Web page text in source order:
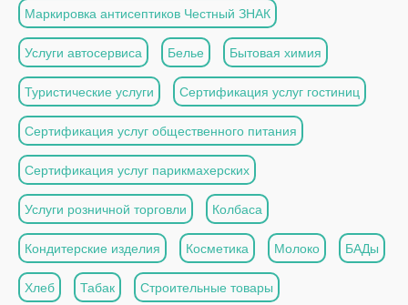
Маркировка антисептиков Честный ЗНАК
Услуги автосервиса Белье Бытовая химия
Туристические услуги Сертификация услуг гостиниц
Сертификация услуг общественного питания
Сертификация услуг парикмахерских
Услуги розничной торговли Колбаса
Кондитерские изделия Косметика Молоко БАДы
Хлеб Табак Строительные товары